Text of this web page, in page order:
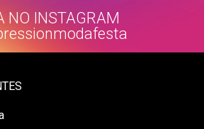
NO INSTAGRAM